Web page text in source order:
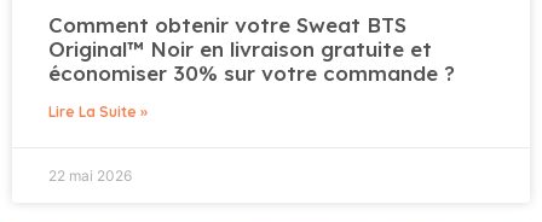
Comment obtenir votre Sweat BTS
Original™ Noir en livraison gratuite et
économiser 30% sur votre commande ?
Lire La Suite »
22 mai 2026